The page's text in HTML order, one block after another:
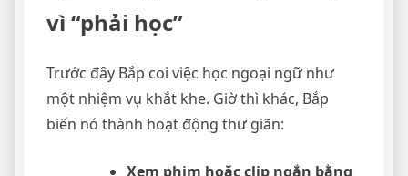
vì “phải học”
Trước đây Bắp coi việc học ngoại ngữ như
một nhiệm vụ khắt khe. Giờ thì khác, Bắp
biến nó thành hoạt động thư giãn:
Xem phim hoặc clip ngắn bằng